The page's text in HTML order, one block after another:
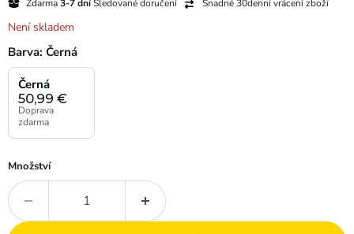
Zdarma3-7 dníSledované doručení Snadné 30denní vrácení zboží
Není skladem
Barva: Černá
50,99 €
Černá
Doprava
zdarma
Množství